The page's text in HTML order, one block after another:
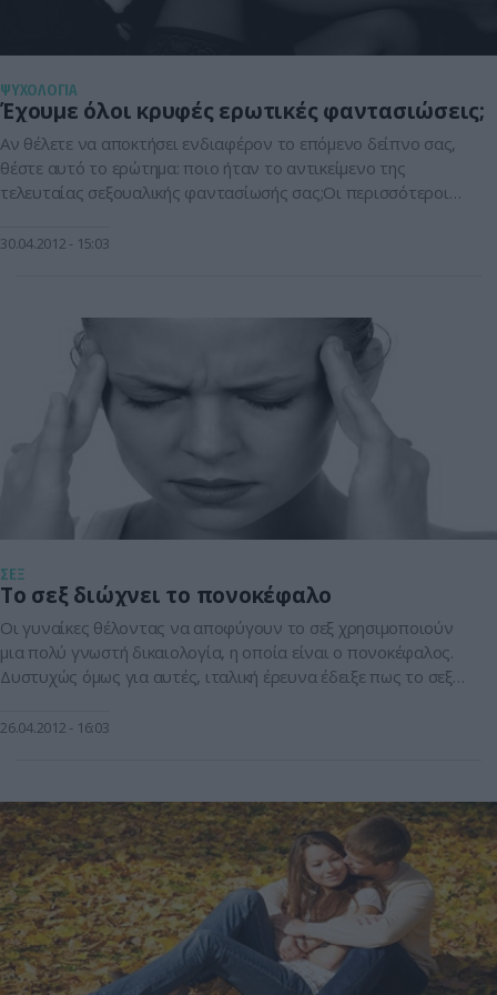
ΨΥΧΟΛΟΓΙΑ
Έχουμε όλοι κρυφές ερωτικές φαντασιώσεις;
Aν θέλετε να αποκτήσει ενδιαφέρον το επόμενο δείπνο σας,
θέστε αυτό το ερώτημα: ποιο ήταν το αντικείμενο της
τελευταίας σεξουαλικής φαντασίωσής σας;Οι περισσότεροι
φαντασιώσεις μόνο με το σύντροφό τους. Είναι όμως σχεδόν
30.04.2012 15:03
ΣΕΞ
Το σεξ διώχνει το πονοκέφαλο
Οι γυναίκες θέλοντας να αποφύγουν το σεξ χρησιμοποιούν
μια πολύ γνωστή δικαιολογία, η οποία είναι ο πονοκέφαλος.
Δυστυχώς όμως για αυτές, ιταλική έρευνα έδειξε πως το σεξ
μάλλον θα πρέπει να βρουν μια καινούργια δικαιολογία για να
26.04.2012 16:03